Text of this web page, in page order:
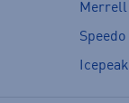
Merrell
Speedo
Icepeak